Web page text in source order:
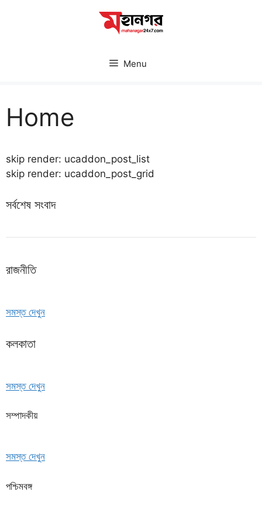
Menu
Home
skip render: ucaddon_post_list
skip render: ucaddon_post_grid
সর্বশেষ সংবাদ
রাজনীতি
সমস্ত দেখুন
কলকাতা
সমস্ত দেখুন
সম্পাদকীয়
সমস্ত দেখুন
পশ্চিমবঙ্গ